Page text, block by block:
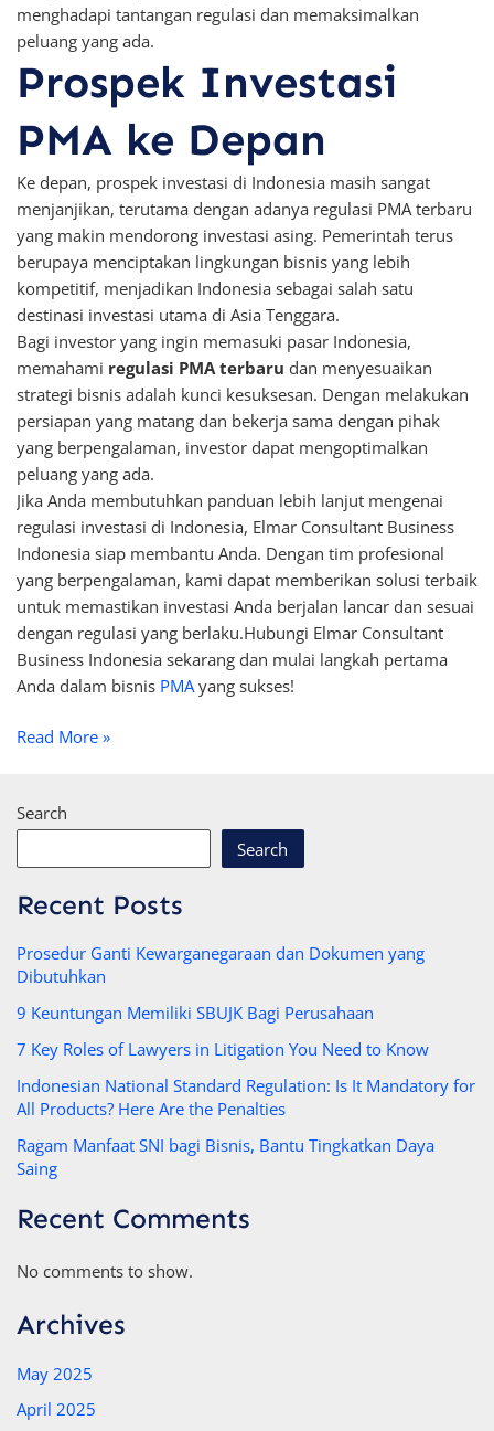
menghadapi tantangan regulasi dan memaksimalkan
peluang yang ada.
Prospek Investasi
PMA ke Depan
Ke depan, prospek investasi di Indonesia masih sangat
menjanjikan, terutama dengan adanya regulasi PMA terbaru
yang makin mendorong investasi asing. Pemerintah terus
berupaya menciptakan lingkungan bisnis yang lebih
kompetitif, menjadikan Indonesia sebagai salah satu
destinasi investasi utama di Asia Tenggara.
Bagi investor yang ingin memasuki pasar Indonesia,
memahami regulasi PMA terbaru dan menyesuaikan
strategi bisnis adalah kunci kesuksesan. Dengan melakukan
persiapan yang matang dan bekerja sama dengan pihak
yang berpengalaman, investor dapat mengoptimalkan
peluang yang ada.
Jika Anda membutuhkan panduan lebih lanjut mengenai
regulasi investasi di Indonesia, Elmar Consultant Business
Indonesia siap membantu Anda. Dengan tim profesional
yang berpengalaman, kami dapat memberikan solusi terbaik
untuk memastikan investasi Anda berjalan lancar dan sesuai
dengan regulasi yang berlaku.Hubungi Elmar Consultant
Business Indonesia sekarang dan mulai langkah pertama
Anda dalam bisnis PMAyang sukses!
Read More »
Search
Search
Recent Posts
Prosedur Ganti Kewarganegaraan dan Dokumen yang
Dibutuhkan
9 Keuntungan Memiliki SBUJK Bagi Perusahaan
7 Key Roles of Lawyers in Litigation You Need to Know
Indonesian National Standard Regulation: Is It Mandatory for
All Products? Here Are the Penalties
Ragam Manfaat SNI bagi Bisnis, Bantu Tingkatkan Daya
Saing
Recent Comments
No comments to show.
Archives
May 2025
April 2025